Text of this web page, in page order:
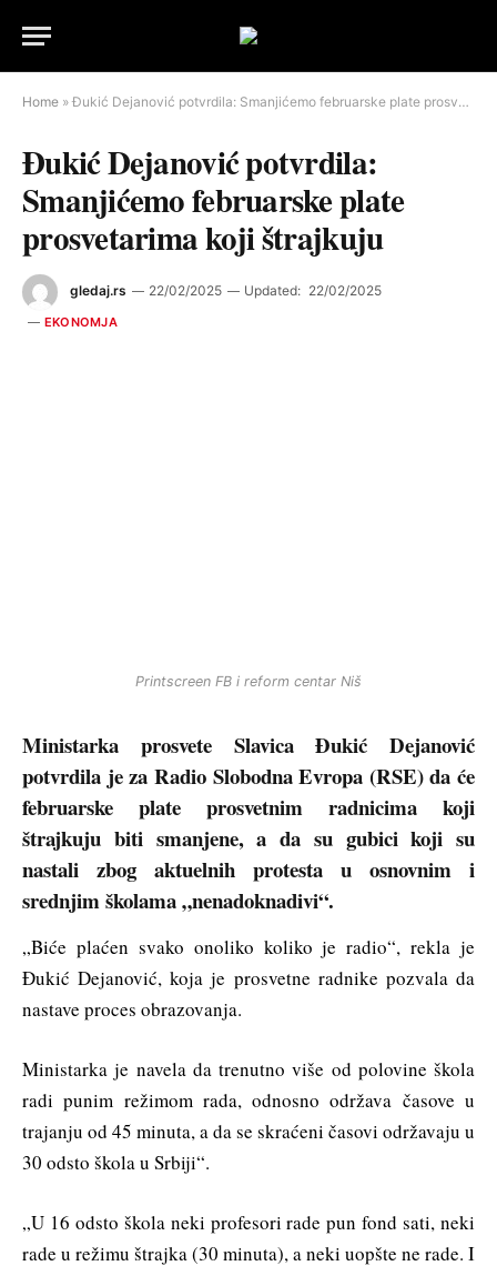
Home »Đukić Dejanović potvrdila: Smanjićemo februarske plate prosvetarima koji štrajkuju
Đukić Dejanović potvrdila:
Smanjićemo februarske plate
prosvetarima koji štrajkuju
gledaj.rs 22/02/2025 Updated: 22/02/2025
EKONOMJA
Printscreen FB i reform centar Niš
Ministarka prosvete Slavica Đukić Dejanović
potvrdila je za Radio Slobodna Evropa (RSE) da će
februarske plate prosvetnim radnicima koji
štrajkuju biti smanjene, a da su gubici koji su
nastali zbog aktuelnih protesta u osnovnim i
srednjim školama „nenadoknadivi“.
„Biće plaćen svako onoliko koliko je radio“, rekla je
Đukić Dejanović, koja je prosvetne radnike pozvala da
nastave proces obrazovanja.
Ministarka je navela da trenutno više od polovine škola
radi punim režimom rada, odnosno održava časove u
trajanju od 45 minuta, a da se skraćeni časovi održavaju u
30 odsto škola u Srbiji“.
„U 16 odsto škola neki profesori rade pun fond sati, neki
rade u režimu štrajka (30 minuta), a neki uopšte ne rade. I